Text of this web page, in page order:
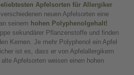
Apfelsorten für Allergiker
neuen Apfelsorten eine
seinem hohen Polyphenolgehalt!
sekundärer Pflanzenstoffe und finden
Kernen. Je mehr Polyphenol ein Apfel
ist es, dass er von Apfelallergikern
Apfelsorten weisen einen hohen